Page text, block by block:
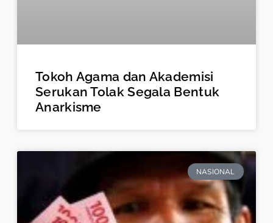
Tokoh Agama dan Akademisi
Serukan Tolak Segala Bentuk
Anarkisme
NASIONAL